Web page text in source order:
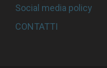
Social media policy
CONTATTI